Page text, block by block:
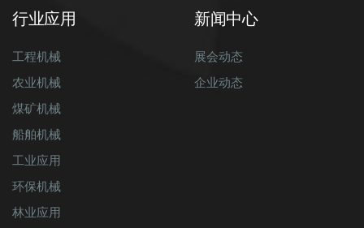
行业应用
工程机械
农业机械
煤矿机械
船舶机械
工业应用
环保机械
林业应用
新闻中心
展会动态
企业动态